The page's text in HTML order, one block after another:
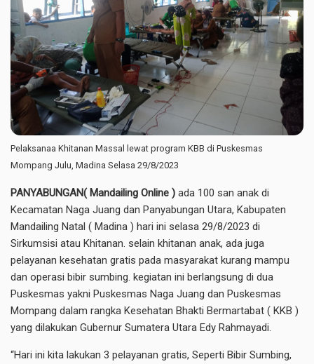
Pelaksanaa Khitanan Massal lewat program KBB di Puskesmas
Mompang Julu, Madina Selasa 29/8/2023
PANYABUNGAN( Mandailing Online ) ada 100 san anak di
Kecamatan Naga Juang dan Panyabungan Utara, Kabupaten
Mandailing Natal ( Madina ) hari ini selasa 29/8/2023 di
Sirkumsisi atau Khitanan. selain khitanan anak, ada juga
pelayanan kesehatan gratis pada masyarakat kurang mampu
dan operasi bibir sumbing. kegiatan ini berlangsung di dua
Puskesmas yakni Puskesmas Naga Juang dan Puskesmas
Mompang dalam rangka Kesehatan Bhakti Bermartabat ( KKB )
yang dilakukan Gubernur Sumatera Utara Edy Rahmayadi.
“Hari ini kita lakukan 3 pelayanan gratis, Seperti Bibir Sumbing,